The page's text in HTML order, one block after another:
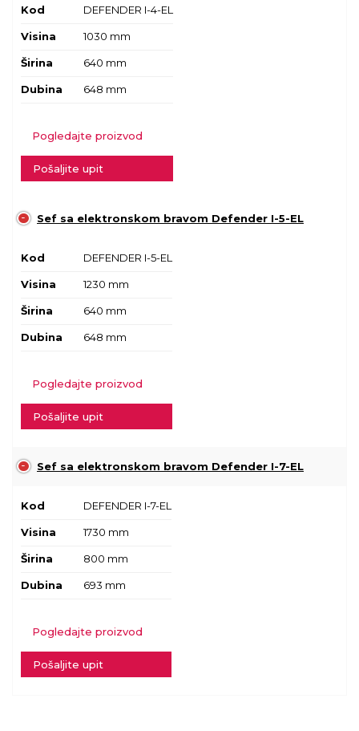
Kod DEFENDER I-4-EL
Visina 1030 mm
Širina 640 mm
Dubina 648 mm
Pogledajte proizvod
Pošaljite upit
Sef sa elektronskom bravom Defender I-5-EL
Kod DEFENDER I-5-EL
Visina 1230 mm
Širina 640 mm
Dubina 648 mm
Pogledajte proizvod
Pošaljite upit
Sef sa elektronskom bravom Defender I-7-EL
Kod DEFENDER I-7-EL
Visina 1730 mm
Širina 800 mm
Dubina 693 mm
Pogledajte proizvod
Pošaljite upit